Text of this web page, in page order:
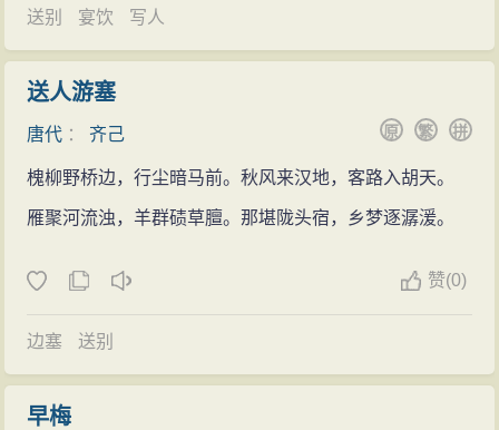
膜拜。此后，人们便称郑谷为齐己的“一字之师”。
齐己游历天下回到长沙时，他的名声已经显赫天
下，湖南节帅幕府中的诗人徐东野曾评价他说：“我辈所
作，皆拘于一途，非所谓通方之士。若齐己，才高思
远，无所不通，殆难及矣”。
921年，齐己在去四川途中路过荆州，被荆州节帅高
季兴挽留，安置在龙兴寺，并任命为僧正。齐己在荆
《渚宫莫问篇》十五章，以表明他的高洁志向。齐己在
《白莲集》传于世。
送别 宴饮 写人
送人游塞
唐代 ： 齐己 拼
繁
原
槐柳野桥边，行尘暗马前。秋风来汉地，客路入胡天。
雁聚河流浊，羊群碛草膻。那堪陇头宿，乡梦逐潺湲。
赞(0)
边塞 送别
早梅